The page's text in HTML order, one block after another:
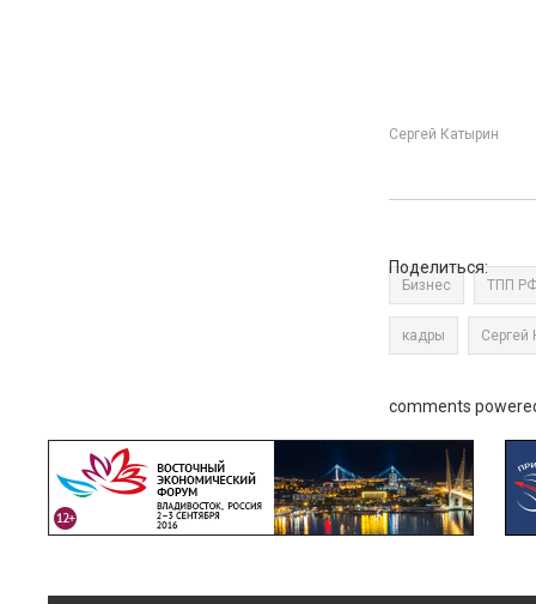
Сергей Катырин
Поделиться:
Бизнес ТПП
кадры Сергей
comments